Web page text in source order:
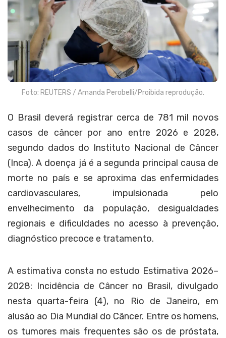
Foto: REUTERS / Amanda Perobelli/Proibida reprodução.
O Brasil deverá registrar cerca de 781 mil novos
casos de câncer por ano entre 2026 e 2028,
segundo dados do Instituto Nacional de Câncer
(Inca). A doença já é a segunda principal causa de
morte no país e se aproxima das enfermidades
cardiovasculares, impulsionada pelo
envelhecimento da população, desigualdades
regionais e dificuldades no acesso à prevenção,
diagnóstico precoce e tratamento.
A estimativa consta no estudo Estimativa 2026–
2028: Incidência de Câncer no Brasil, divulgado
nesta quarta-feira (4), no Rio de Janeiro, em
alusão ao Dia Mundial do Câncer. Entre os homens,
os tumores mais frequentes são os de próstata,